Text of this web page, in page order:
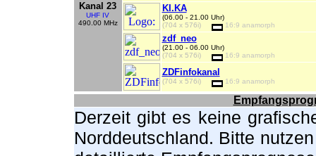
Kanal 23
UHF IV
490.00 MHz
KI.KA
(06.00 - 21.00 Uhr)
(704 x 576i)
16:9 anamorph
zdf_neo
(21.00 - 06.00 Uhr)
(704 x 576i)
16:9 anamorph
ZDFinfokanal
(704 x 576i) 16:9 anamorph
Derzeit gibt es keine
Norddeutschland. Bitte